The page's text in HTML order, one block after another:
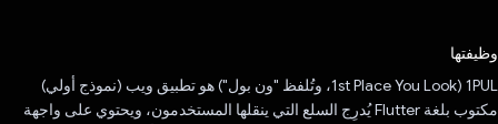
وظيفتها
‫1PUL (1st Place You Look، وتُلفظ "ون بول") هو تطبيق ويب (نموذج أولي)
مكتوب بلغة Flutter يُدرِج السلع التي ينقلها المستخدمون، ويحتوي على واجهة